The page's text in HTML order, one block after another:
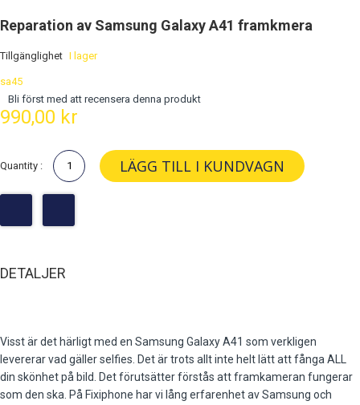
Reparation av Samsung Galaxy A41 framkmera
Tillgänglighet I lager
sa45
Bli först med att recensera denna produkt
990,00 kr
Quantity : LÄGG TILL I KUNDVAGN
DETALJER
Visst är det härligt med en Samsung Galaxy A41 som verkligen
levererar vad gäller selfies. Det är trots allt inte helt lätt att fånga ALL
din skönhet på bild. Det förutsätter förstås att framkameran fungerar
som den ska. På Fixiphone har vi lång erfarenhet av Samsung och